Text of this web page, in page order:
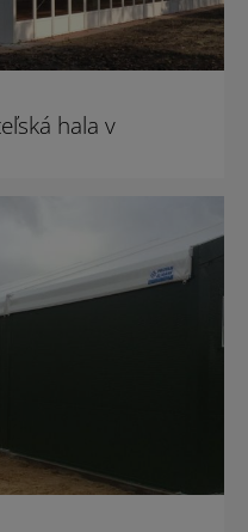
hala v